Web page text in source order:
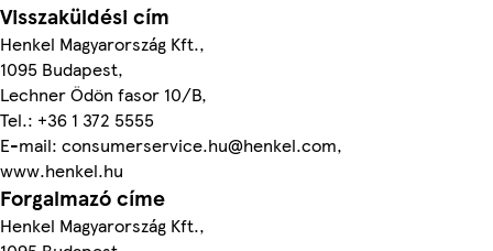
Visszaküldési cím
Henkel Magyarország Kft.,
1095 Budapest,
Lechner Ödön fasor 10/B,
Tel.: +36 1 372 5555
E-mail: consumerservice.hu@henkel.com,
www.henkel.hu
Forgalmazó címe
Henkel Magyarország Kft.,